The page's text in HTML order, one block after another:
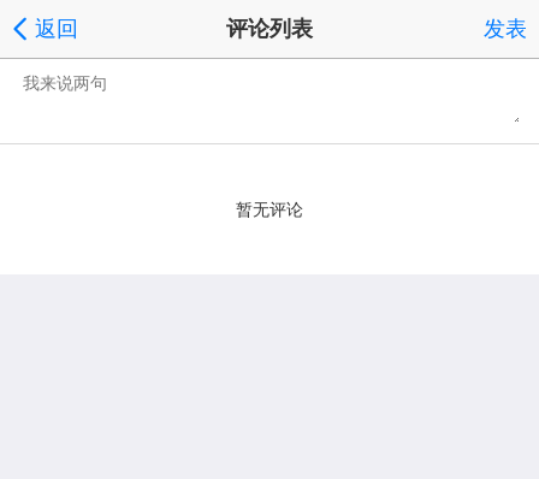
返回 评论列表 发表
暂无评论